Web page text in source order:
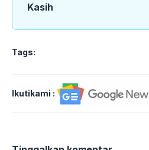
Kasih
Tags:
Ikutikami :